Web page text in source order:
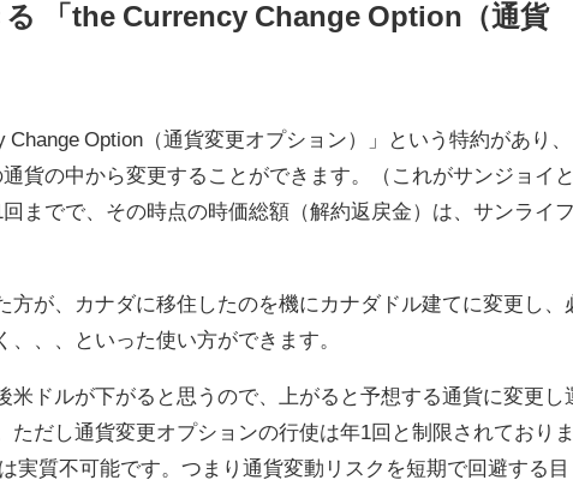
「the Currency Change Option（通貨
Option（通貨変更オプション）」という特約があり、
貨の中から変更することができます。（これがサンジョイと
までで、その時点の時価総額（解約返戻金）は、サンライフ
方が、カナダに移住したのを機にカナダドル建てに変更し、
、、といった使い方ができます。
米ドルが下がると思うので、上がると予想する通貨に変更し
だし通貨変更オプションの行使は年1回と制限されておりま
実質不可能です。つまり通貨変動リスクを短期で回避する目